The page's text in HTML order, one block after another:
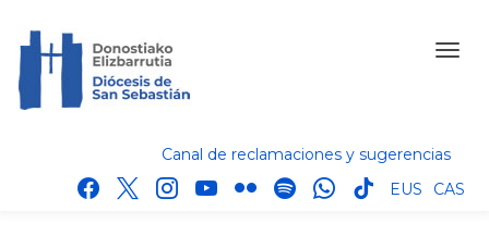
Canal de reclamaciones y sugerencias
facebook
x instagram
youtube
flickr spotifywhatsapp
tik
EUS CAS